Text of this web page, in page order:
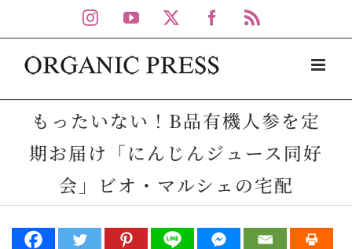
to
content
Instagram
YouTube Facebook
もったいない！B品有機人参を定
期お届け「にんじんジュース同好
会」ビオ・マルシェの宅配